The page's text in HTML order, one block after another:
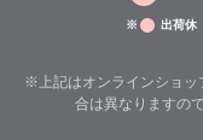
※ 出荷休
※上記はオンラインショッ
合は異なりますの